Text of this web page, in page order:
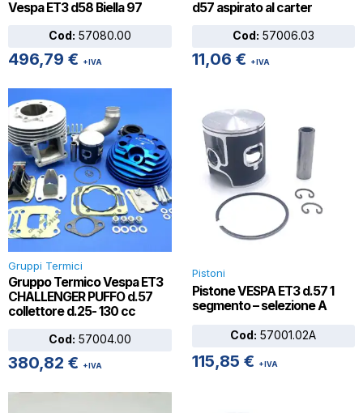
Vespa ET3 d58 Biella 97
Cod: 57080.00
496,79 € +IVA
d57 aspirato al carter
Cod: 57006.03
11,06 € +IVA
Gruppi Termici
Gruppo Termico Vespa ET3
CHALLENGER PUFFO d.57
collettore d.25- 130 cc
Cod: 57004.00
380,82 € +IVA
Pistoni
Pistone VESPA ET3 d.57 1
segmento – selezione A
Cod: 57001.02A
115,85 € +IVA